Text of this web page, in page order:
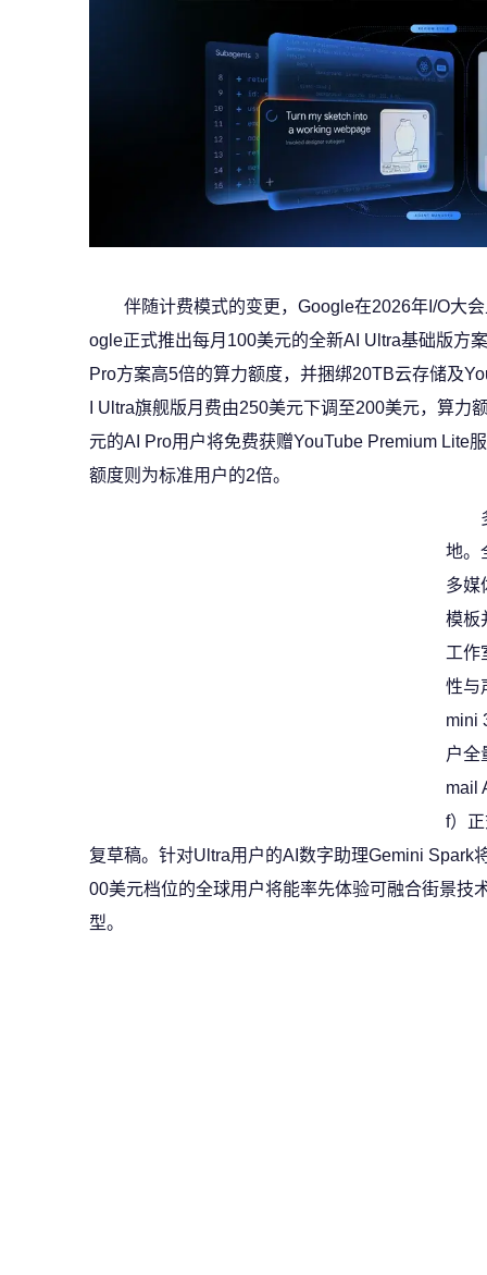
伴随计费模式的变更，Google在2026年I/O大
ogle正式推出每月100美元的全新AI Ultra基础版方
Pro方案高5倍的算力额度，并捆绑20TB云存储及
I Ultra旗舰版月费由250美元下调至200美元，算力
元的AI Pro用户将免费获赠YouTube Premium Lite
额度则为标准用户的2倍。
地。
多媒
模板
工作
性与
mini
户全
mail
f）
复草稿。针对Ultra用户的AI数字助理Gemini Spark
00美元档位的全球用户将能率先体验可融合街景技
型。